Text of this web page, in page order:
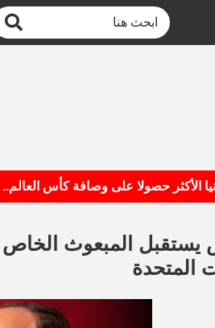
الأكثر حصولا على وصافة كأس العالم..
يستقبل المبعوث
المتحدة